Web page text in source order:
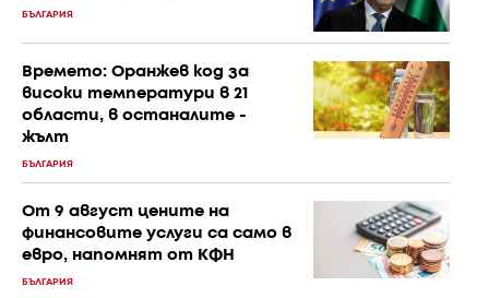
БЪЛГАРИЯ
Времето: Оранжев код за
високи температури в 21
области, в останалите -
жълт
БЪЛГАРИЯ
От 9 август цените на
финансовите услуги са само в
евро, напомнят от КФН
БЪЛГАРИЯ